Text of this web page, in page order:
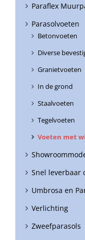
Paraflex
Parasolvoeten
Betonvoeten
Diverse
Granietvoeten
In de grond
Staalvoeten
Tegelvoeten
Voeten met
Snel leverbaar
Umbrosa en
Verlichting
Zweefparasols